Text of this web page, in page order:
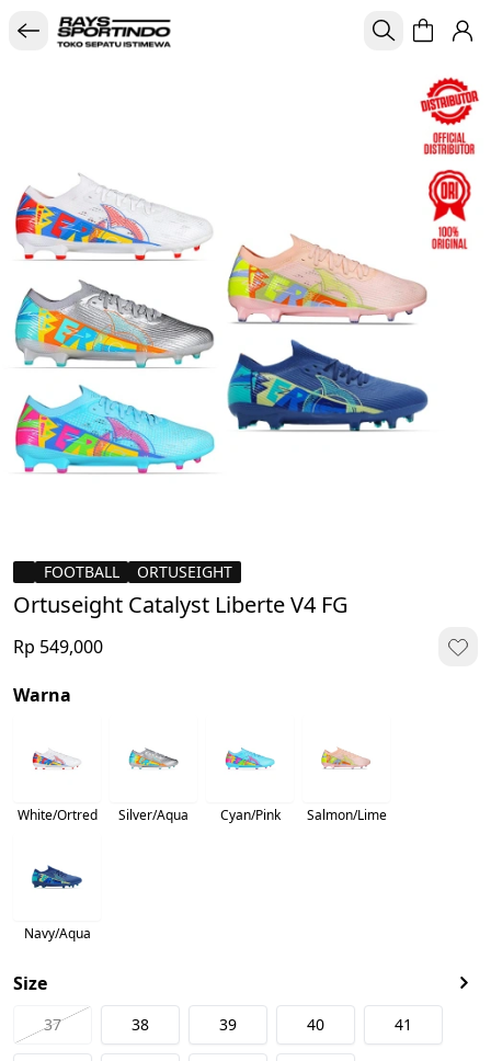
FOOTBALL ORTUSEIGHT
Ortuseight Catalyst Liberte V4 FG
Rp 549,000
Warna
White/Ortred Silver/Aqua Cyan/Pink Salmon/Lime
Navy/Aqua
Size
37 38 39 40 41